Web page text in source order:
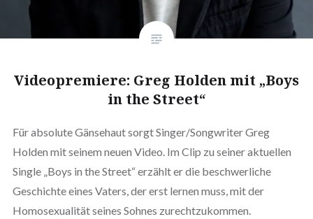
Videopremiere: Greg Holden mit „Boys
in the Street“
Für absolute Gänsehaut sorgt Singer/Songwriter Greg
Holden mit seinem neuen Video. Im Clip zu seiner aktuellen
Single „Boys in the Street“ erzählt er die beschwerliche
Geschichte eines Vaters, der erst lernen muss, mit der
Homosexualität seines Sohnes zurechtzukommen.